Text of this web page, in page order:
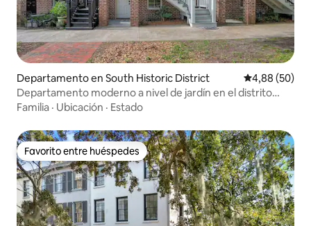
Departamento en South Historic District Calificación
4,88 (50)
Departamento moderno a nivel de jardín en el distrito
histórico
Familia · Ubicación · Estado
Favorito entre huéspedes
Favorito entre huéspedes